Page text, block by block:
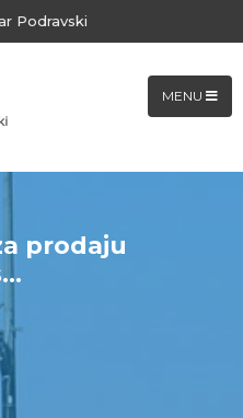
Podravski
MENU
prodaju